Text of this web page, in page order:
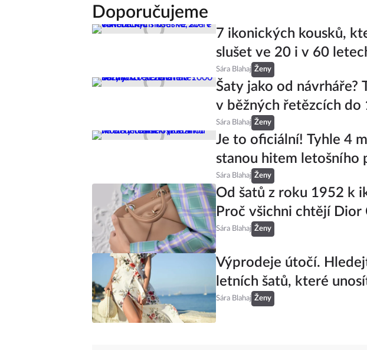
Doporučujeme
7 ikonických kousků,
slušet ve 20 i v 60
Sára Blahaj Ženy
Šaty jako od návrháře?
v běžných řetězcích do
Sára Blahaj Ženy
Je to oficiální! Tyhle 4
stanou hitem letošního
Sára Blahaj Ženy
Od šatů z roku 1952 k
Proč všichni chtějí Dior
Sára Blahaj Ženy
Výprodeje útočí.
letních šatů, které
Sára Blahaj Ženy